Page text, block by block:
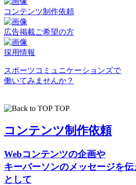
コンテンツ制作依頼
広告掲載ご希望の方
採用情報
スポーツコミュニケーションズで
働いてみませんか？
TOP
コンテンツ制作依頼
Webコンテンツの企画や
キーパーソンのメッセージを
として